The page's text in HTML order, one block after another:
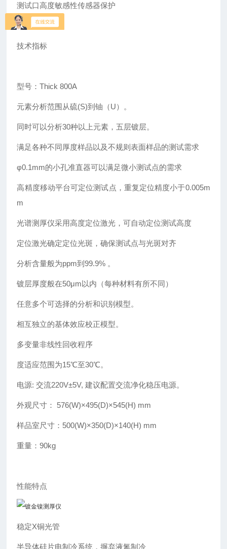
测试口高度敏感性传感器保护
技术指标
型号：Thick 800A
元素分析范围从硫(S)到铀（U）。
同时可以分析30种以上元素，五层镀层。
满足各种不同厚度样品以及不规则表面样品的测试需求
φ0.1mm的小孔准直器可以满足微小测试点的需求
高精度移动平台可定位测试点，重复定位精度小于0.005m
m
光谱测厚仪采用高度定位激光，可自动定位测试高度
定位激光确定定位光斑，确保测试点与光斑对齐
分析含量般为ppm到99.9% 。
镀层厚度般在50μm以内（每种材料有所不同）
任意多个可选择的分析和识别模型。
相互独立的基体效应校正模型。
多变量非线性回收程序
度适应范围为15℃至30℃。
电源: 交流220V±5V, 建议配置交流净化稳压电源。
外观尺寸： 576(W)×495(D)×545(H) mm
样品室尺寸：500(W)×350(D)×140(H) mm
重量：90kg
性能特点
稳定X铜光管
半导体硅片电制冷系统，摒弃液氮制冷